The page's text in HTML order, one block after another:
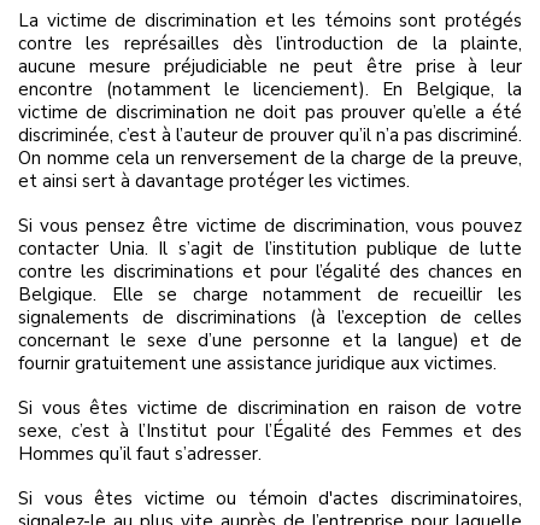
La victime de discrimination et les témoins sont protégés
contre les représailles dès l’introduction de la plainte,
aucune mesure préjudiciable ne peut être prise à leur
encontre (notamment le licenciement). En Belgique, la
victime de discrimination ne doit pas prouver qu’elle a été
discriminée, c’est à l’auteur de prouver qu’il n’a pas discriminé.
On nomme cela un renversement de la charge de la preuve,
et ainsi sert à davantage protéger les victimes.
Si vous pensez être victime de discrimination, vous pouvez
contacter Unia. Il s’agit de l’institution publique de lutte
contre les discriminations et pour l’égalité des chances en
Belgique. Elle se charge notamment de recueillir les
signalements de discriminations (à l’exception de celles
concernant le sexe d’une personne et la langue) et de
fournir gratuitement une assistance juridique aux victimes.
Si vous êtes victime de discrimination en raison de votre
sexe, c’est à l’Institut pour l’Égalité des Femmes et des
Hommes qu’il faut s’adresser.
Si vous êtes victime ou témoin d'actes discriminatoires,